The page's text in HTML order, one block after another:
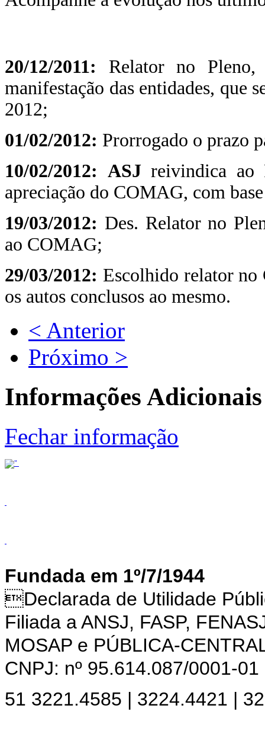
20/12/2011: Relator no
manifestação das entidades, que
2012;
01/02/2012: Prorrogado o prazo
10/02/2012: ASJreivindica ao
apreciação do COMAG, com
19/03/2012: Des. Relator no
ao COMAG;
29/03/2012: Escolhido relator no
os autos conclusos ao mesmo.
< Anterior
Próximo >
Informações Adicionais
Fechar informação
Fundada em 1º/7/1944
Declarada de Utilidade
Filiada a ANSJ, FASP,
MOSAP e PÚBLICA-
CNPJ: nº 95.614.087/0001-01
51 3221.4585 | 3224.4421 |